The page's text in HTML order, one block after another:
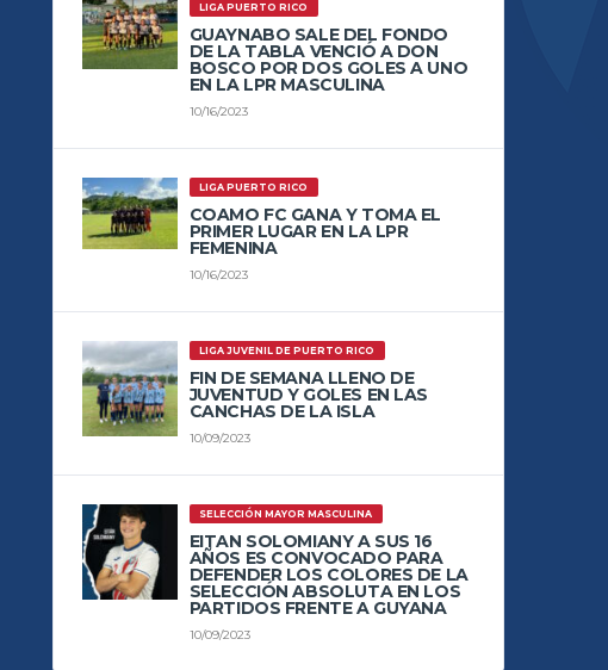
LIGA PUERTO RICO
GUAYNABO SALE DEL FONDO
DE LA TABLA VENCIÓ A DON
BOSCO POR DOS GOLES A UNO
EN LA LPR MASCULINA
10/16/2023
LIGA PUERTO RICO
COAMO FC GANA Y TOMA EL
PRIMER LUGAR EN LA LPR
FEMENINA
10/16/2023
LIGA JUVENIL DE PUERTO RICO
FIN DE SEMANA LLENO DE
JUVENTUD Y GOLES EN LAS
CANCHAS DE LA ISLA
10/09/2023
SELECCIÓN MAYOR MASCULINA
EITAN SOLOMIANY A SUS 16
AÑOS ES CONVOCADO PARA
DEFENDER LOS COLORES DE LA
SELECCIÓN ABSOLUTA EN LOS
PARTIDOS FRENTE A GUYANA
10/09/2023